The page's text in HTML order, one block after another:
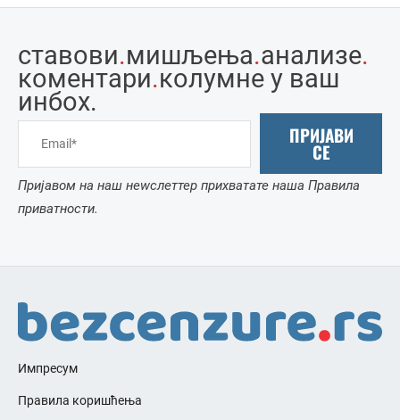
ставови.мишљења.анализе.
коментари.колумне у ваш
инбоx.
ПРИЈАВИ
СЕ
Пријавом на наш неwслеттер прихватате наша Правила
приватности.
Импресум
Правила коришћења